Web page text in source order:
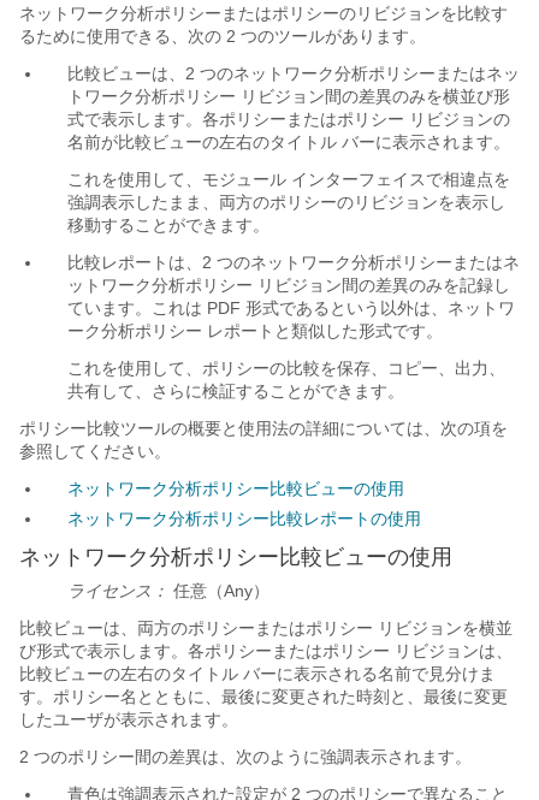
ネットワーク分析ポリシーまたはポリシーのリビジョンを比較す
るために使用できる、次の 2 つのツールがあります。
比較ビューは、2 つのネットワーク分析ポリシーまたはネッ
トワーク分析ポリシー リビジョン間の差異のみを横並び形
式で表示します。各ポリシーまたはポリシー リビジョンの
名前が比較ビューの左右のタイトル バーに表示されます。
これを使用して、モジュール インターフェイスで相違点を
強調表示したまま、両方のポリシーのリビジョンを表示し
移動することができます。
比較レポートは、2 つのネットワーク分析ポリシーまたはネ
ットワーク分析ポリシー リビジョン間の差異のみを記録し
ています。これは PDF 形式であるという以外は、ネットワ
ーク分析ポリシー レポートと類似した形式です。
これを使用して、ポリシーの比較を保存、コピー、出力、
共有して、さらに検証することができます。
ポリシー比較ツールの概要と使用法の詳細については、次の項を
参照してください。
ネットワーク分析ポリシー比較ビューの使用
ネットワーク分析ポリシー比較レポートの使用
ネットワーク分析ポリシー比較ビューの使用
ライセンス： 任意（Any）
比較ビューは、両方のポリシーまたはポリシー リビジョンを横並
び形式で表示します。各ポリシーまたはポリシー リビジョンは、
比較ビューの左右のタイトル バーに表示される名前で見分けま
す。ポリシー名とともに、最後に変更された時刻と、最後に変更
したユーザが表示されます。
2 つのポリシー間の差異は、次のように強調表示されます。
青色は強調表示された設定が 2 つのポリシーで異なること